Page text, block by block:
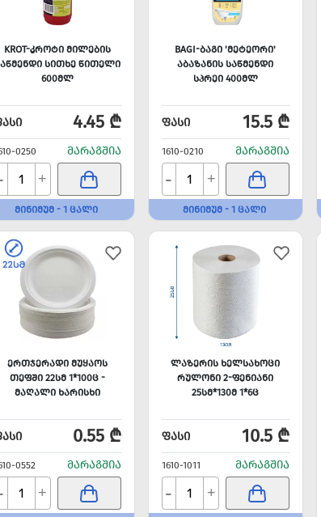
KROT-ᲙᲠᲝᲢᲘ ᲛᲘᲚᲔᲑᲘᲡ
ᲡᲘᲗᲮᲔ ᲬᲘᲗᲔᲚᲘ
600ᲛᲚ
4.45 ₾
0250 ᲛᲐᲠᲐᲒᲨᲘᲐ
+
ᲛᲘᲜᲘᲛᲣᲛ - 1 ᲪᲐᲚᲘ
BAGI-ᲑᲐᲒᲘ 'ᲛᲔᲢᲔᲝᲠᲘ'
ᲐᲑᲐᲖᲐᲜᲘᲡ ᲡᲐᲬᲛᲔᲜᲓᲘ
ᲡᲞᲠᲔᲘ 400ᲛᲚ
ᲤᲐᲡᲘ 15.5 ₾
1610-0210 ᲛᲐᲠᲐᲒᲨᲘᲐ
- +
ᲛᲘᲜᲘᲛᲣᲛ - 1 ᲪᲐᲚᲘ
ᲔᲠᲗᲯᲔᲠᲐᲓᲘ ᲛᲣᲧᲐᲝᲡ
ᲗᲔᲤᲨᲘ 22ᲡᲛ 1*100Ც -
ᲛᲐᲦᲐᲚᲘ ᲮᲐᲠᲘᲡᲮᲘ
0.55 ₾
0552 ᲛᲐᲠᲐᲒᲨᲘᲐ
+
ᲚᲐᲖᲔᲠᲘᲡ ᲮᲔᲚᲡᲐᲮᲝᲪᲘ
ᲠᲣᲚᲝᲜᲘ 2-ᲤᲔᲜᲘᲐᲜᲘ
25ᲡᲛ*130Მ 1*6Ც
ᲤᲐᲡᲘ 10.5 ₾
1610-1011 ᲛᲐᲠᲐᲒᲨᲘᲐ
- +